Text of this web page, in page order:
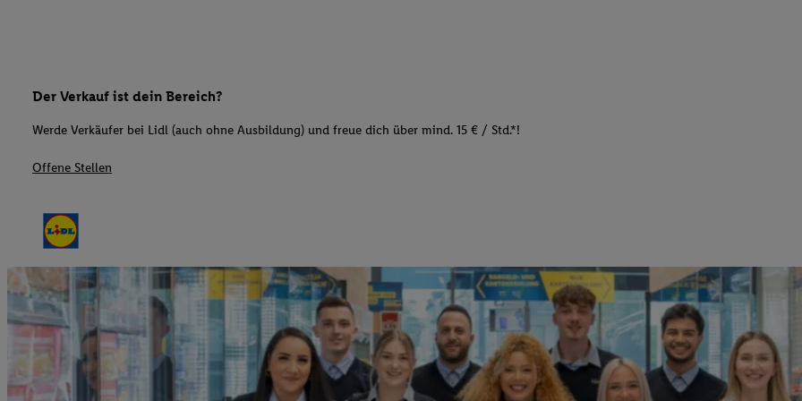
Der Verkauf ist dein Bereich?
Werde Verkäufer bei Lidl (auch ohne Ausbildung) und freue dich über mind. 15 € / Std.*!
Offene Stellen